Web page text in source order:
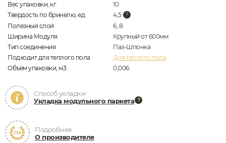
Вес упаковки, кг
10
Твердость по бринелю, ед
4,5
Полезный слой
6, 8
Ширина Модуля
Крупный от 600мм
Тип соединения
Паз-Шпонка
Подходит для теплого пола
Для теплого пола
Объём упаковки, м3
0,006
Способ укладки
Укладка модульного паркета
Подробнее
О производителе